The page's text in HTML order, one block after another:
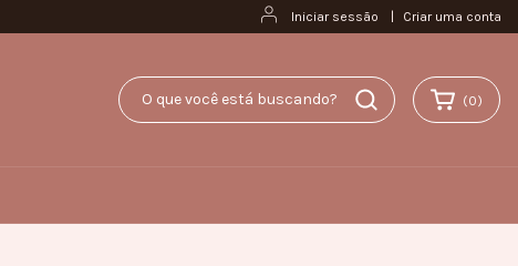
Iniciar sessão Criar uma conta
(0)